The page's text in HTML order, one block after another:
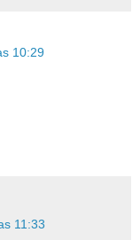
10:29
11:33